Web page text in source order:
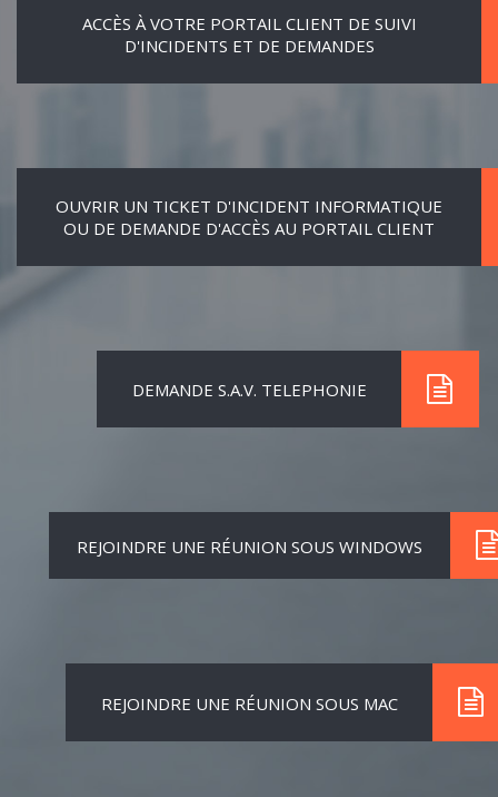
ACCÈS À VOTRE PORTAIL CLIENT DE SUIVI
D'INCIDENTS ET DE DEMANDES
OUVRIR UN TICKET D'INCIDENT INFORMATIQUE
OU DE DEMANDE D'ACCÈS AU PORTAIL CLIENT
DEMANDE S.A.V. TELEPHONIE
REJOINDRE UNE RÉUNION SOUS WINDOWS
REJOINDRE UNE RÉUNION SOUS MAC